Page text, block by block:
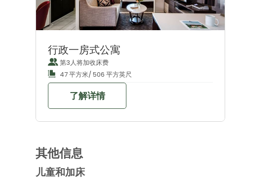
行政一房式公寓
第3人将加收床费
47 平方米/ 506 平方英尺
了解详情
其他信息
儿童和加床